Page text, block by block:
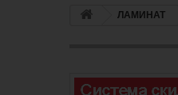
ЛАМИНАТ